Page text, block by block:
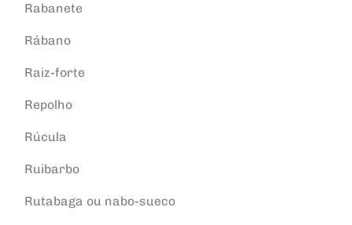
Rabanete
Rábano
Raiz-forte
Repolho
Rúcula
Ruibarbo
Rutabaga ou nabo-sueco